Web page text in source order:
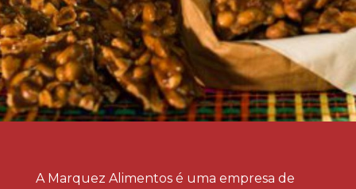
A Marquez Alimentos é uma empresa de